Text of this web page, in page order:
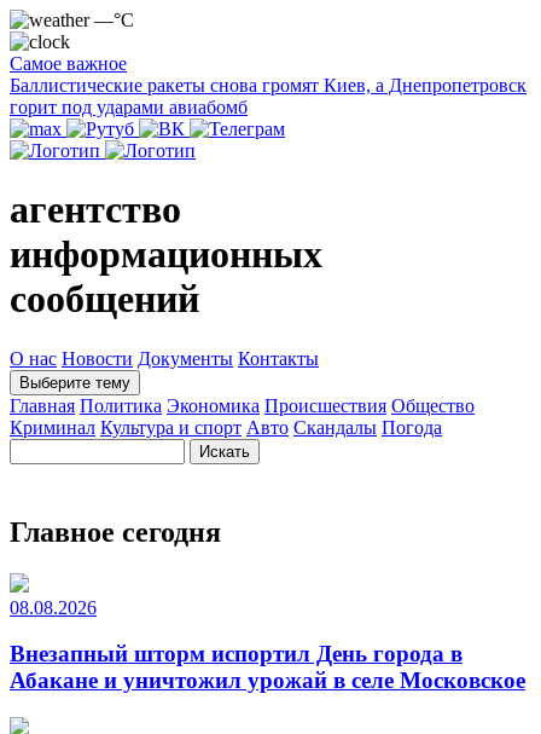
—°C
Самое важное
Баллистические ракеты снова громят Киев, а Днепропетровск
горит под ударами авиабомб
агентство
информационных
сообщений
О нас Новости Документы Контакты
Выберите тему
Главная Политика Экономика Происшествия Общество
Криминал Культура и спорт Авто Скандалы Погода
Главное сегодня
08.08.2026
Внезапный шторм испортил День города в
Абакане и уничтожил урожай в селе Московское